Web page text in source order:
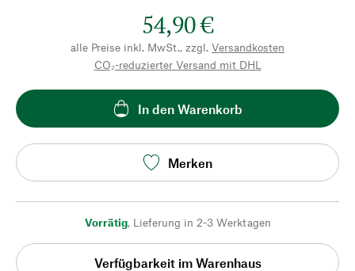
54,90 €
alle Preise inkl. MwSt., zzgl. Versandkosten
CO₂-reduzierter Versand mit DHL
In den Warenkorb
Merken
Vorrätig, Lieferung in 2-3 Werktagen
Verfügbarkeit im Warenhaus